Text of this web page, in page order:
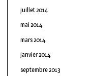
juillet 2014
mai 2014
mars 2014
janvier 2014
septembre 2013